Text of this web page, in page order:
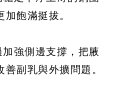
飽滿挺拔。
強側邊支撐，把腋
副乳與外擴問題。